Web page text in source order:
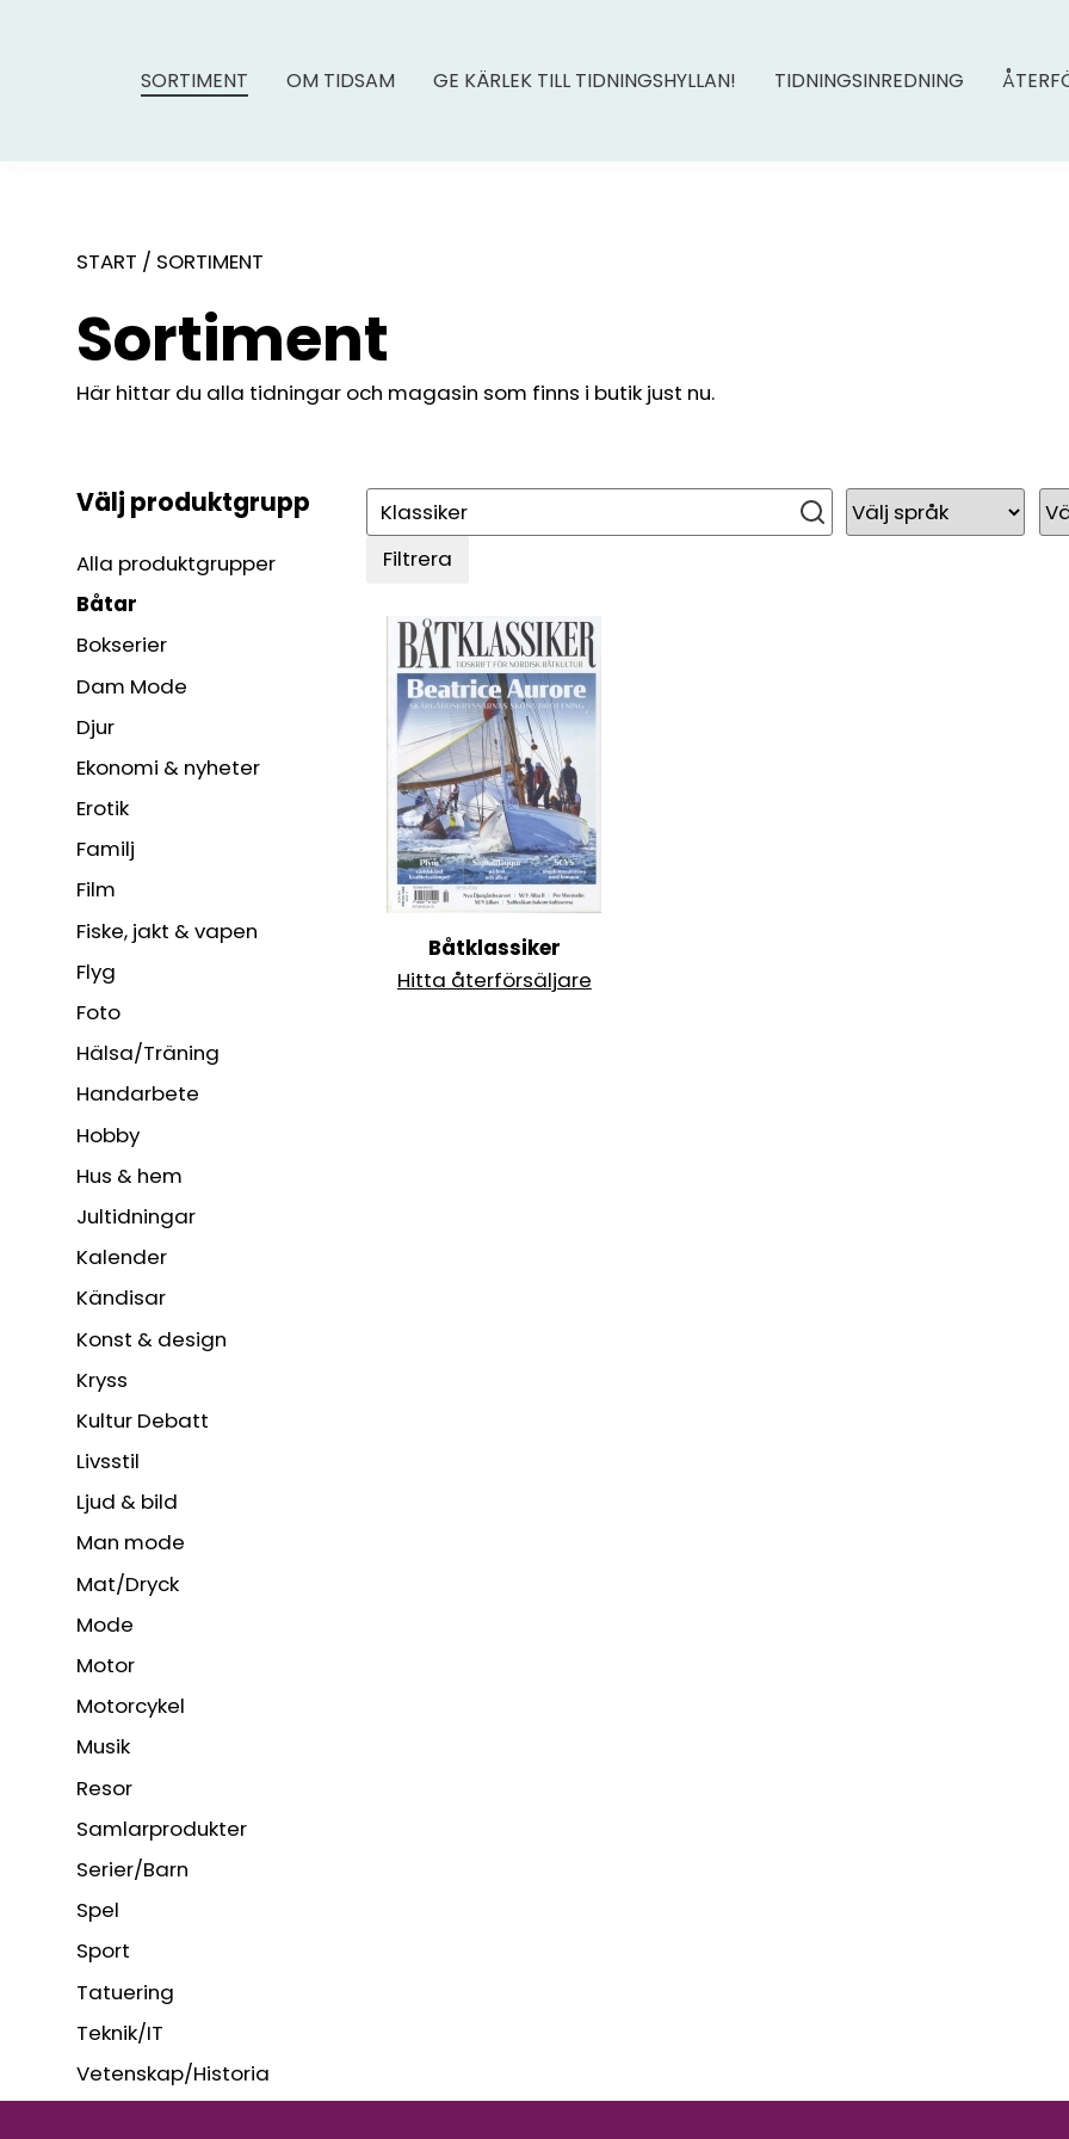
SORTIMENT OM TIDSAM GE KÄRLEK TILL TIDNINGSHYLLAN! TIDNINGSINREDNING
START / SORTIMENT
Sortiment
Här hittar du alla tidningar och magasin som finns i butik just nu.
Välj produktgrupp
Alla produktgrupper
Båtar
Bokserier
Dam Mode
Djur
Ekonomi & nyheter
Erotik
Familj
Film
Fiske, jakt & vapen
Flyg
Foto
Hälsa/Träning
Handarbete
Hobby
Hus & hem
Jultidningar
Kalender
Kändisar
Konst & design
Kryss
Kultur Debatt
Livsstil
Ljud & bild
Man mode
Mat/Dryck
Mode
Motor
Motorcykel
Musik
Resor
Samlarprodukter
Serier/Barn
Spel
Sport
Tatuering
Teknik/IT
Vetenskap/Historia
Sök
Filtrera
Båtklassiker
Hitta återförsäljare